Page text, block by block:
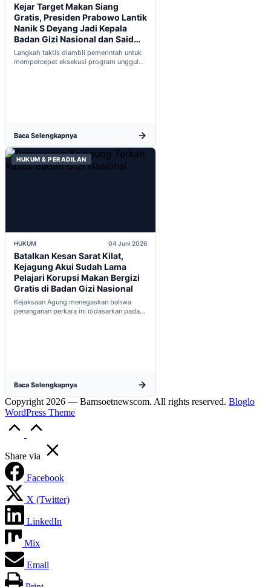
Kejar Target Makan Siang
Gratis, Presiden Prabowo Lantik
Nanik S Deyang Jadi Kepala
Badan Gizi Nasional dan Said
Iqbal PKP Buruh
Langkah taktis diambil pemerintah untuk
mempercepat eksekusi program unggulan
Baca Selengkapnya
HUKUM & PERADILAN
HUKUM 04 Juni 2026
Batalkan Kesan Sarat Kilat,
Kejagung Akui Sudah Lama
Pelajari Korupsi Makan Bergizi
Gratis di Badan Gizi Nasional
Kejaksaan Agung menegaskan bahwa
penanganan perkara ini didasarkan pada
Baca Selengkapnya
Copyright 2026 — Bamsoetnewscom. All rights reserved. Bloglo
WordPress Theme
Top
Share via
Facebook
X (Twitter)
LinkedIn
Mix
Email